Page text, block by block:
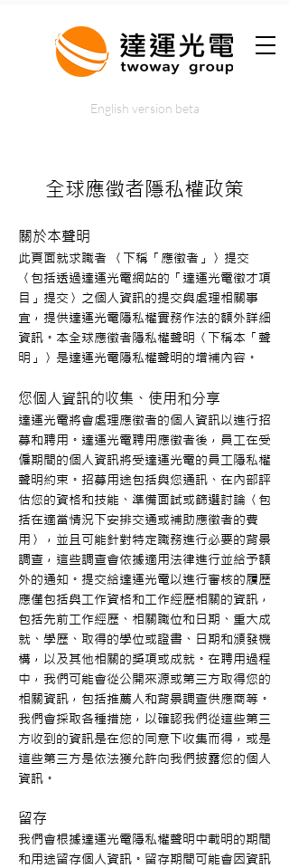
English version beta
全球應徵者隱私權政策
關於本聲明
此頁面就求職者 〈下稱「應徵者」〉提交
〈包括透過達運光電網站的「達運光電徵才項
目」提交〉之個人資訊的提交與處理相關事
宜，提供達運光電隱私權實務作法的額外詳細
資訊。本全球應徵者隱私權聲明〈下稱本「聲
明」〉是達運光電隱私權聲明的增補內容。
您個人資訊的收集、使用和分享
達運光電將會處理應徵者的個人資訊以進行招
募和聘用。達運光電聘用應徵者後，員工在受
僱期間的個人資訊將受達運光電的員工隱私權
聲明約束。招募用途包括與您通訊、在內部評
估您的資格和技能、準備面試或篩選討論〈包
括在適當情況下安排交通或補助應徵者的費
用〉，並且可能針對特定職務進行必要的背景
調查，這些調查會依據適用法律進行並給予額
外的通知。提交給達運光電以進行審核的履歷
應僅包括與工作資格和工作經歷相關的資訊，
包括先前工作經歷、相關職位和日期、重大成
就、學歷、取得的學位或證書、日期和頒發機
構，以及其他相關的獎項或成就。在聘用過程
中，我們可能會從公開來源或第三方取得您的
相關資訊，包括推薦人和背景調查供應商等。
我們會採取各種措施，以確認我們從這些第三
方收到的資訊是在您的同意下收集而得，或是
這些第三方是依法獲允許向我們披露您的個人
資訊。
留存
我們會根據達運光電隱私權聲明中載明的期間
和用途留存個人資訊。留存期間可能會因資訊